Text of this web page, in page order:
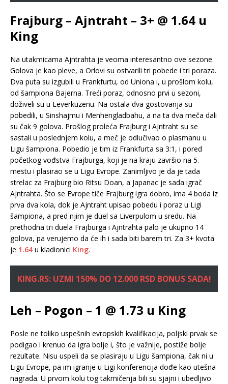
Frajburg – Ajntraht – 3+ @ 1.64 u
King
Na utakmicama Ajntrahta je veoma interesantno ove sezone.
Golova je kao pleve, a Orlovi su ostvarili tri pobede i tri poraza.
Dva puta su izgubili u Frankfurtu, od Uniona i, u prošlom kolu,
od šampiona Bajerna. Treći poraz, odnosno prvi u sezoni,
doživeli su u Leverkuzenu. Na ostala dva gostovanja su
pobedili, u Sinshajmu i Menhengladbahu, a na ta dva meča dali
su čak 9 golova. Prošlog proleća Frajburg i Ajntraht su se
sastali u poslednjem kolu, a meč je odlučivao o plasmanu u
Ligu šampiona. Pobedio je tim iz Frankfurta sa 3:1, i pored
početkog vođstva Frajburga, koji je na kraju završio na 5.
mestu i plasirao se u Ligu Evrope. Zanimljivo je da je tada
strelac za Frajburg bio Ritsu Doan, a Japanac je sada igrač
Ajntrahta. Što se Evrope tiče Frajburg igra dobro, ima 4 boda iz
prva dva kola, dok je Ajntraht upisao pobedu i poraz u Ligi
šampiona, a pred njim je duel sa Liverpulom u sredu. Na
prethodna tri duela Frajburga i Ajntrahta palo je ukupno 14
golova, pa verujemo da će ih i sada biti barem tri. Za 3+ kvota
je 1.64 u kladionici King.
KING.RS: UZMI 150% DO 12.000 RSD BONUS SADA!
Leh – Pogon – 1 @ 1.73 u King
Posle ne toliko uspešnih evropskih kvalifikacija, poljski prvak se
podigao i krenuo da igra bolje i, što je važnije, postiže bolje
rezultate. Nisu uspeli da se plasiraju u Ligu šampiona, čak ni u
Ligu Evrope, pa im igranje u Ligi konferencija dođe kao utešna
nagrada. U prvom kolu tog takmičenja bili su sjajni i ubedljivo